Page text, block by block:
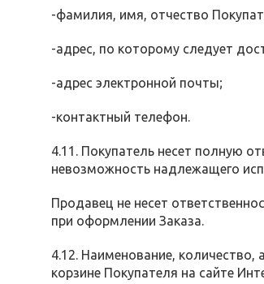
-фамилия, имя, отчество
-адрес, по которому следует
-адрес электронной почты;
-контактный телефон.
4.11. Покупатель несет полную
невозможность надлежащего
Продавец не несет
при оформлении Заказа.
4.12. Наименование,
корзине Покупателя на сайте